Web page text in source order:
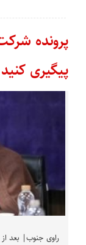
پرونده
پیگیری کنید
راوی جنوب| بعد از